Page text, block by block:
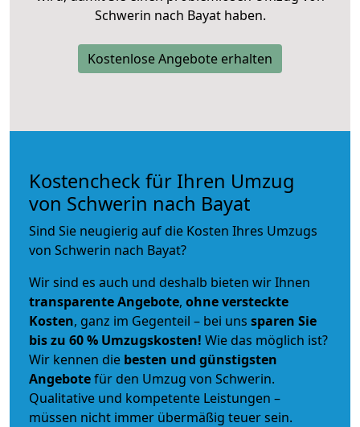
Schwerin nach Bayat haben.
Kostenlose Angebote erhalten
Kostencheck für Ihren Umzug
von Schwerin nach Bayat
Sind Sie neugierig auf die Kosten Ihres Umzugs
von Schwerin nach Bayat?
Wir sind es auch und deshalb bieten wir Ihnen
transparente Angebote, ohne versteckte
Kosten, ganz im Gegenteil – bei uns sparen Sie
bis zu 60 % Umzugskosten! Wie das möglich ist?
Wir kennen die besten und günstigsten
Angebotefür den Umzug von Schwerin.
Qualitative und kompetente Leistungen –
müssen nicht immer übermäßig teuer sein.